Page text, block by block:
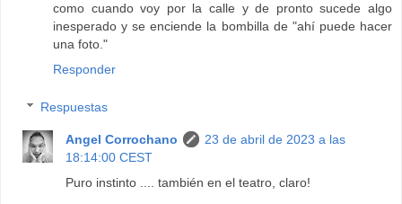
como cuando voy por la calle y de pronto sucede algo
inesperado y se enciende la bombilla de "ahí puede hacer
una foto."
Responder
Respuestas
Angel Corrochano
23 de abril de 2023 a las
18:14:00 CEST
Puro instinto .... también en el teatro, claro!